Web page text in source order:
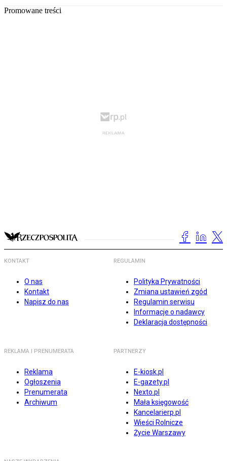
Promowane treści
KONTAKT
O nas
Kontakt
Napisz do nas
REGULAMIN
Polityka Prywatności
Zmiana ustawień zgód
Regulamin serwisu
Informacje o nadawcy
Deklaracja dostępności
REKLAMA I PRENUMERATA
Reklama
Ogłoszenia
Prenumerata
Archiwum
PARTNERZY
E-kiosk.pl
E-gazety.pl
Nexto.pl
Mała księgowość
Kancelarierp.pl
Wieści Rolnicze
Życie Warszawy